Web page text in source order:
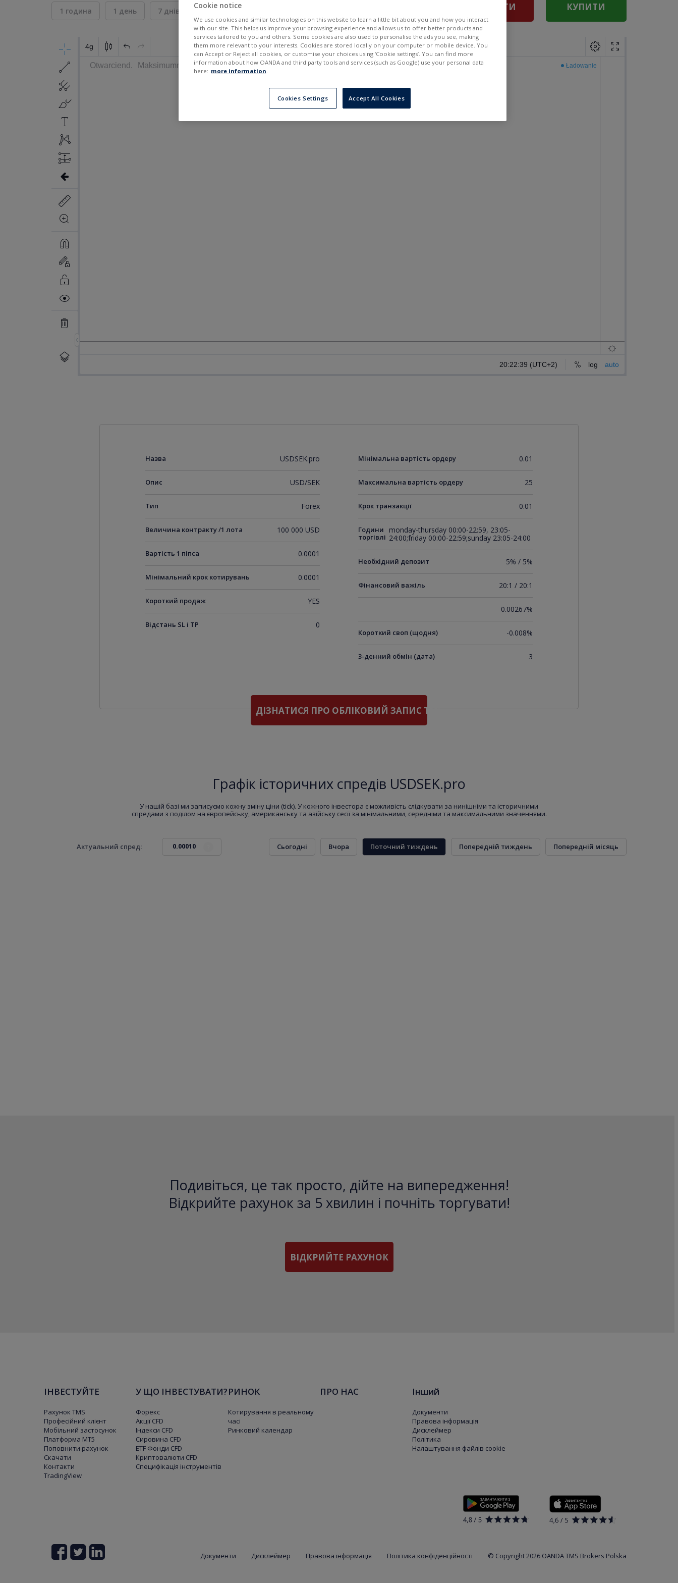
1 година 1 день 7 днів 30 днів ПРОДАТИ КУПИТИ
Назва USDSEK.pro
Опис USD/SEK
Тип Forex
Величина контракту /1 лота 100 000 USD
Вартість 1 піпса 0.0001
Мінімальний крок котирувань 0.0001
Короткий продаж YES
Відстань SL i TP 0
Мінімальна вартість ордеру 0.01
Максимальна вартість ордеру 25
Крок транзакції 0.01
Години
торгівлі
monday-thursday 00:00-22:59, 23:05-
24:00;friday 00:00-22:59;sunday 23:05-24:00
Необхідний депозит 5% / 5%
Фінансовий важіль 20:1 / 20:1
0.00267%
Короткий своп (щодня) -0.008%
3-денний обмін (дата) 3
ДІЗНАТИСЯ ПРО ОБЛІКОВИЙ ЗАПИС TMS
Графік історичних спредів USDSEK.pro
У нашій базі ми записуємо кожну зміну ціни (tick). У кожного інвестора є можливість слідкувати за нинішніми та історичними
спредами з поділом на європейську, американську та азійську сесії за мінімальними, середніми та максимальними значеннями.
Актуальний спред: 0.00010 Сьогодні Вчора Поточний тиждень Попередній тиждень Попередній місяць
Подивіться, це так просто, дійте на випередження!
Відкрийте рахунок за 5 хвилин і почніть торгувати!
ВІДКРИЙТЕ РАХУНОК
ІНВЕСТУЙТЕ
Рахунок TMS
Професійний клієнт
Мобільний застосунок
Платформа МТ5
Поповнити рахунок
Скачати
Контакти
TradingView
У ЩО ІНВЕСТУВАТИ?
Форекс
Акції CFD
Індекси CFD
Сировина CFD
ETF Фонди CFD
Криптовалюти CFD
Специфікація інструментів
РИНОК
Котирування в реальному
часі
Ринковий календар
ПРО НАС Інший
Документи
Правова інформація
Дисклеймер
Політика
Налаштування файлів cookie
Документи Дисклеймер Правова інформація Політика конфіденційності © Copyright 2026 OANDA TMS Brokers Polska
Cookie notice
We use cookies and similar technologies on this website to learn a little bit about you and how you interact
with our site. This helps us improve your browsing experience and allows us to offer better products and
services tailored to you and others. Some cookies are also used to personalise the ads you see, making
them more relevant to your interests. Cookies are stored locally on your computer or mobile device. You
can Accept or Reject all cookies, or customise your choices using ‘Cookie settings’. You can find more
information about how OANDA and third party tools and services (such as Google) use your personal data
here: more information.
Cookies Settings Accept All Cookies